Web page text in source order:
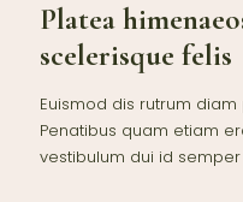
Platea
scelerisque felis
Euismod dis rutrum
Penatibus quam etiam
vestibulum dui id semper